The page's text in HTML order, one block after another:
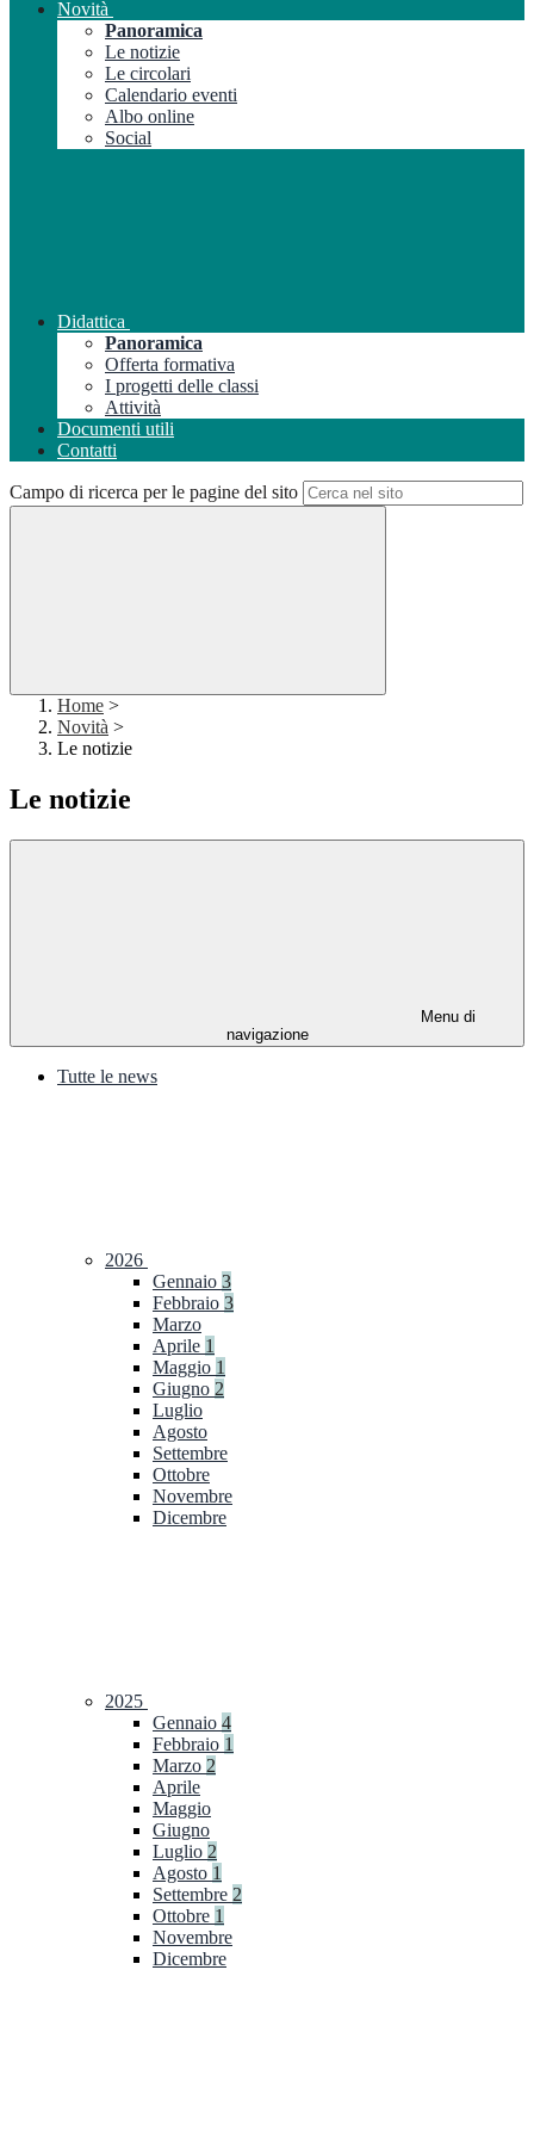
Novità
Panoramica
Le notizie
Le circolari
Calendario eventi
Albo online
Social
Didattica
Panoramica
Offerta formativa
I progetti delle classi
Attività
Documenti utili
Contatti
Campo di ricerca per le pagine del sito
Home >
Novità >
Le notizie
Le notizie
Menu di
navigazione
Tutte le news
2026
Gennaio 3
Febbraio 3
Marzo
Aprile 1
Maggio 1
Giugno 2
Luglio
Agosto
Settembre
Ottobre
Novembre
Dicembre
2025
Gennaio 4
Febbraio 1
Marzo 2
Aprile
Maggio
Giugno
Luglio 2
Agosto 1
Settembre 2
Ottobre 1
Novembre
Dicembre